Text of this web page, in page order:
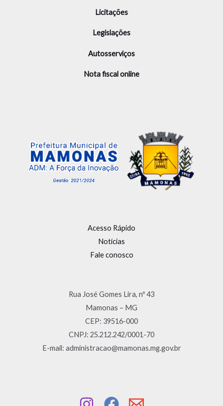
Licitações
Legislações
Autosserviços
Nota fiscal online
Acesso Rápido
Notícias
Fale conosco
Rua José Gomes Lira, nº 43
Mamonas – MG
CEP: 39516-000
CNPJ: 25.212.242/0001-70
E-mail: administracao@mamonas.mg.gov.br